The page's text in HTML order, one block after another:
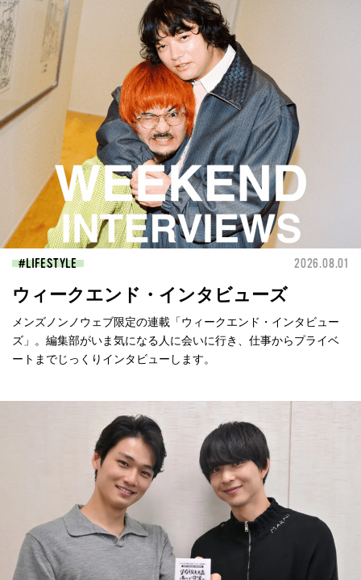
LIFESTYLE 2026.08.01
ウィークエンド・インタビューズ
メンズノンノウェブ限定の連載「ウィークエンド・インタビュー
ズ」。編集部がいま気になる人に会いに行き、仕事からプライベ
ートまでじっくりインタビューします。